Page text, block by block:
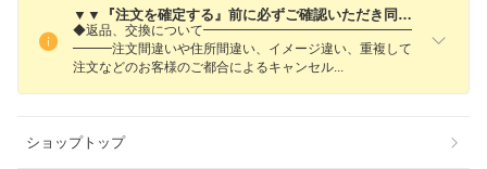
▼▼『注文を確定する』前に必ずご確認いただき同意の上、ご注文ください▼▼
◆返品、交換について━━━━━━━━━━━━━━━━
━━━注文間違いや住所間違い、イメージ違い、重複して
注文などのお客様のご都合によるキャンセル
ショップトップ